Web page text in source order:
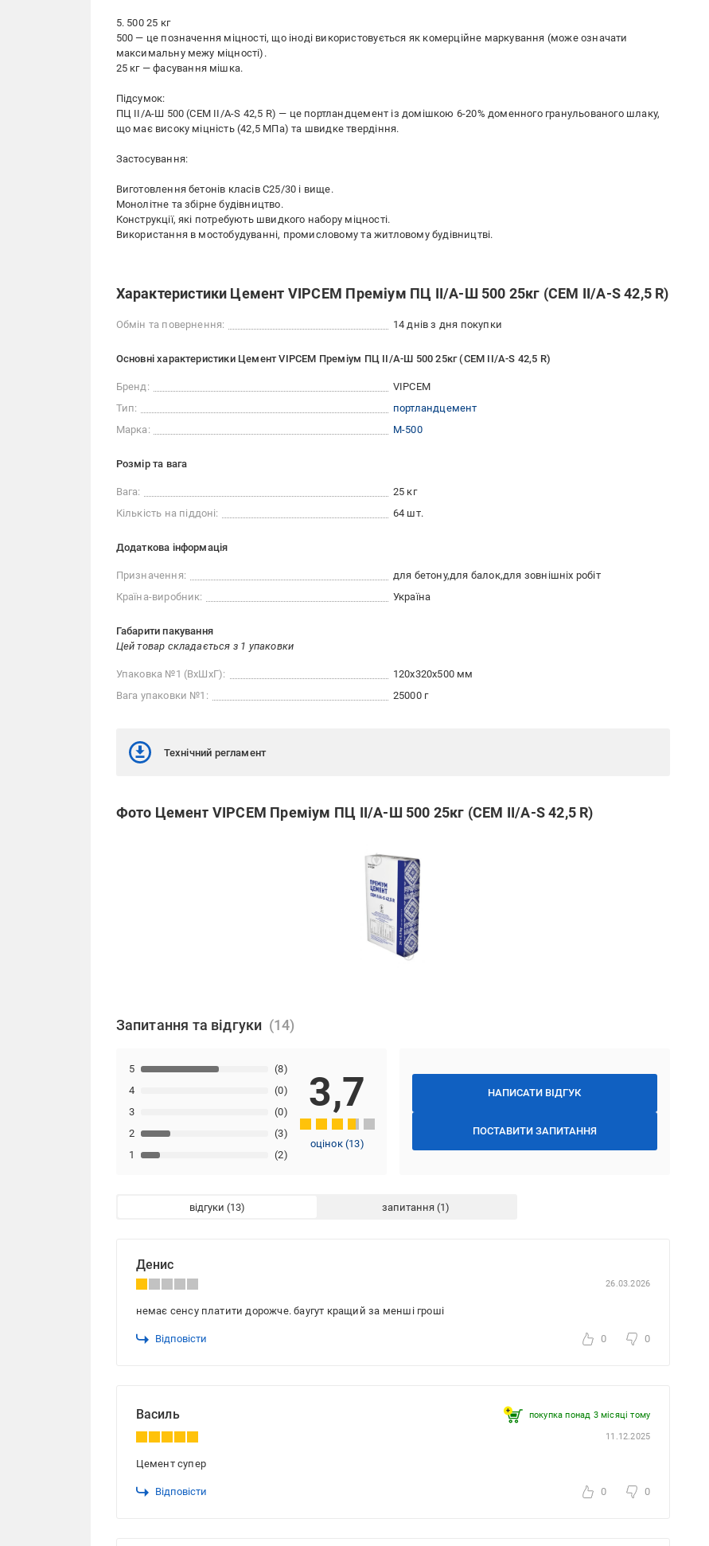
5. 500 25 кг
500 — це позначення міцності, що іноді використовується як комерційне маркування (може означати
максимальну межу міцності).
25 кг — фасування мішка.
Підсумок:
ПЦ II/А-Ш 500 (CEM II/A-S 42,5 R) — це портландцемент із домішкою 6-20% доменного гранульованого шлаку,
що має високу міцність (42,5 МПа) та швидке твердіння.
Застосування:
Виготовлення бетонів класів C25/30 і вище.
Монолітне та збірне будівництво.
Конструкції, які потребують швидкого набору міцності.
Використання в мостобудуванні, промисловому та житловому будівництві.
Характеристики Цемент VIPCEM Преміум ПЦ II/А-Ш 500 25кг (CEM ІІ/А-S 42,5 R)
Обмін та повернення: 14 днів з дня покупки
Основні характеристики Цемент VIPCEM Преміум ПЦ II/А-Ш 500 25кг (CEM ІІ/А-S 42,5 R)
Бренд:
VIPCEM
Тип:
портландцемент
Марка:
М-500
Розмір та вага
Вага:
25 кг
Кількість на піддоні:
64 шт.
Додаткова інформація
Призначення: для бетону для балок для зовнішніх робіт
Країна-виробник:
Україна
Габарити пакування
Цей товар складається з 1 упаковки
Упаковка №1 (ВхШхГ):
120x320x500 мм
Вага упаковки №1:
25000 г
Технічний регламент
Фото Цемент VIPCEM Преміум ПЦ II/А-Ш 500 25кг (CEM ІІ/А-S 42,5 R)
Запитання та відгуки
НАПИСАТИ ВІДГУК
ПОСТАВИТИ ЗАПИТАННЯ
1 (2)
2 (3)
3 (0)
4 (0)
5 (8)
3,7
оцінок(13)
відгуки запитання
Денис
26.03.2026
немає сенсу платити дорожче. баугут кращий за менші гроші
Відповісти 0 0
Василь покупка понад 3 місяці тому
11.12.2025
Цемент супер
Відповісти 0 0